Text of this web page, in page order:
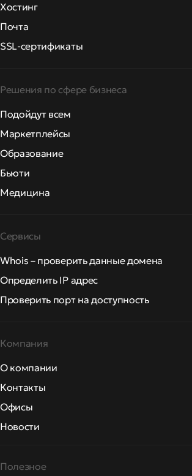
Хостинг
Почта
SSL-сертификаты
Решения по сфере бизнеса
Подойдут всем
Маркетплейсы
Образование
Бьюти
Медицина
Сервисы
Whois – проверить данные домена
Определить IP адрес
Проверить порт на доступность
Компания
О компании
Контакты
Офисы
Новости
Полезное